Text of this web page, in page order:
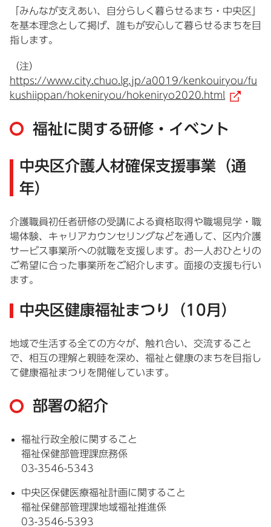
「みんなが支えあい、自分らしく暮らせるまち・中央区」
を基本理念として掲げ、誰もが安心して暮らせるまちを目
指します。
（注）
https://www.city.chuo.lg.jp/a0019/kenkouiryou/fu
kushiippan/hokeniryou/hokeniryo2020.html
福祉に関する研修・イベント
中央区介護人材確保支援事業（通
年）
介護職員初任者研修の受講による資格取得や職場見学・職
場体験、キャリアカウンセリングなどを通して、区内介護
サービス事業所への就職を支援します。お一人おひとりの
ご希望に合った事業所をご紹介します。面接の支援も行い
ます。
中央区健康福祉まつり（10月）
地域で生活する全ての方々が、触れ合い、交流すること
で、相互の理解と親睦を深め、福祉と健康のまちを目指し
て健康福祉まつりを開催しています。
部署の紹介
福祉行政全般に関すること
福祉保健部管理課庶務係
03-3546-5343
中央区保健医療福祉計画に関すること
福祉保健部管理課地域福祉推進係
03-3546-5393